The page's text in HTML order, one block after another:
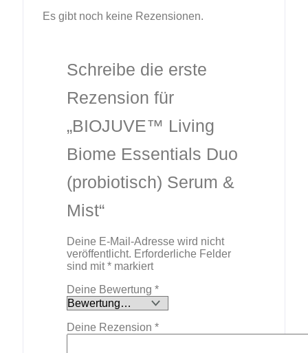
Es gibt noch keine Rezensionen.
Schreibe die erste
Rezension für
„BIOJUVE™ Living
Biome Essentials Duo
(probiotisch) Serum &
Mist“
Deine E-Mail-Adresse wird nicht
veröffentlicht. Erforderliche Felder
sind mit*markiert
Deine Bewertung *
Deine Rezension *